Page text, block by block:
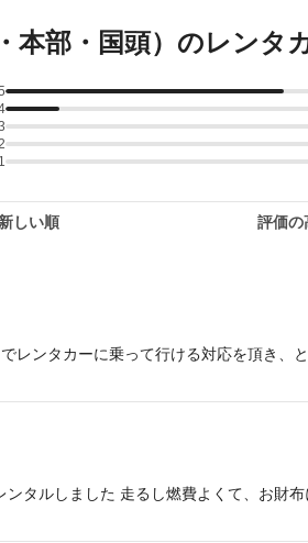
本部・国頭）のレンタ
1
新しい順 評価の
レンタカーに乗って行ける対応を頂き、
タルしました 走るし燃費よくて、お財